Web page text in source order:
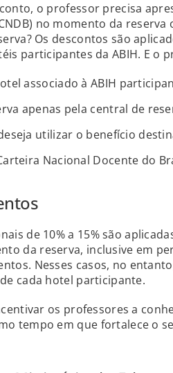
o professor precisa
no momento da
Os descontos são
participantes da ABIH. E o
associado à ABIH
apenas pela central de
utilizar o benefício
Nacional Docente do
de 10% a 15% são
da reserva, inclusive em
Nesses casos, no
cada hotel participante.
os professores a
tempo em que fortalece o